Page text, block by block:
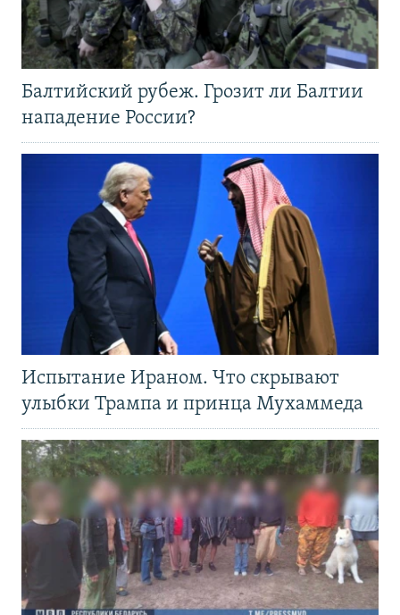
Балтийский рубеж. Грозит ли Балтии
нападение России?
Испытание Ираном. Что скрывают
улыбки Трампа и принца Мухаммеда